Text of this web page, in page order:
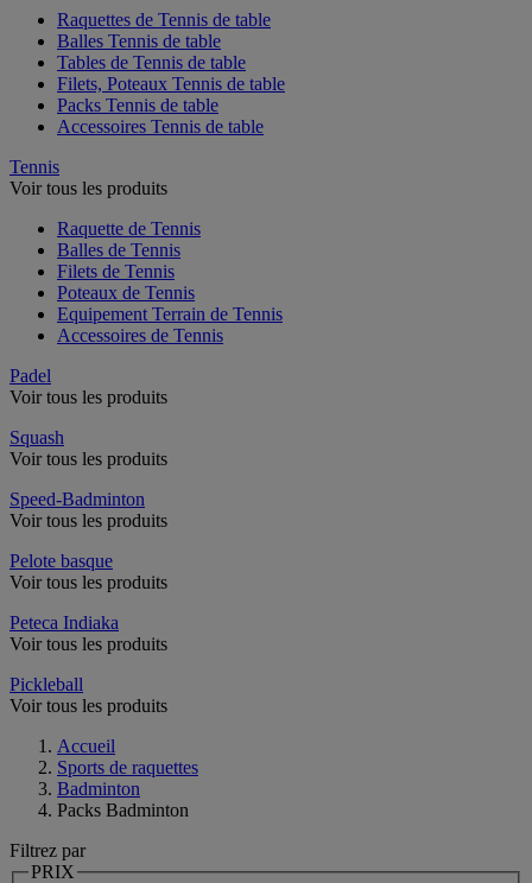
Raquettes de Tennis de table
Balles Tennis de table
Tables de Tennis de table
Filets, Poteaux Tennis de table
Packs Tennis de table
Accessoires Tennis de table
Tennis
Voir tous les produits
Raquette de Tennis
Balles de Tennis
Filets de Tennis
Poteaux de Tennis
Equipement Terrain de Tennis
Accessoires de Tennis
Padel
Voir tous les produits
Squash
Voir tous les produits
Speed-Badminton
Voir tous les produits
Pelote basque
Voir tous les produits
Peteca Indiaka
Voir tous les produits
Pickleball
Voir tous les produits
Accueil
Sports de raquettes
Badminton
Packs Badminton
Filtrez par
PRIX